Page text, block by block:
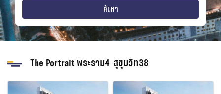
strain-station
sprice
ค้นหา
The Portrait พระราม4-สุขุมวิท38